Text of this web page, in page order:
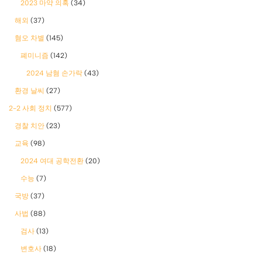
2023 마약 의혹 (34)
해외 (37)
혐오 차별 (145)
폐미니즘 (142)
2024 남혐 손가락 (43)
환경 날씨 (27)
2-2 사회 정치 (577)
경찰 치안 (23)
교육 (98)
2024 여대 공학전환 (20)
수능 (7)
국방 (37)
사법 (88)
검사 (13)
변호사 (18)